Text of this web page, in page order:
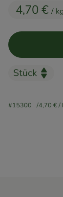
4,70 € / kg
#15300 4,70 € /